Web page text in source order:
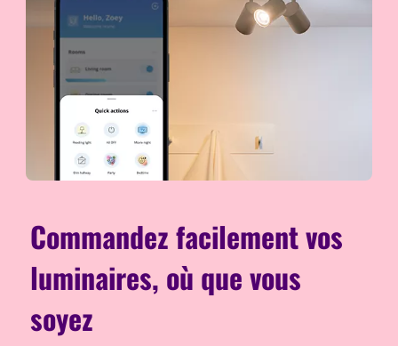
Commandez facilement vos
luminaires, où que vous
soyez